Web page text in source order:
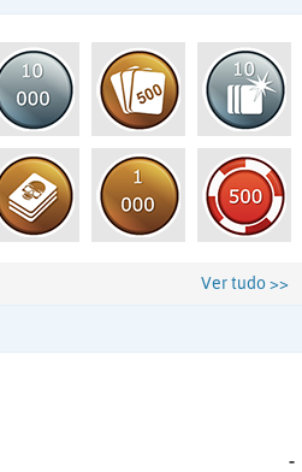
Ver tudo >>
-